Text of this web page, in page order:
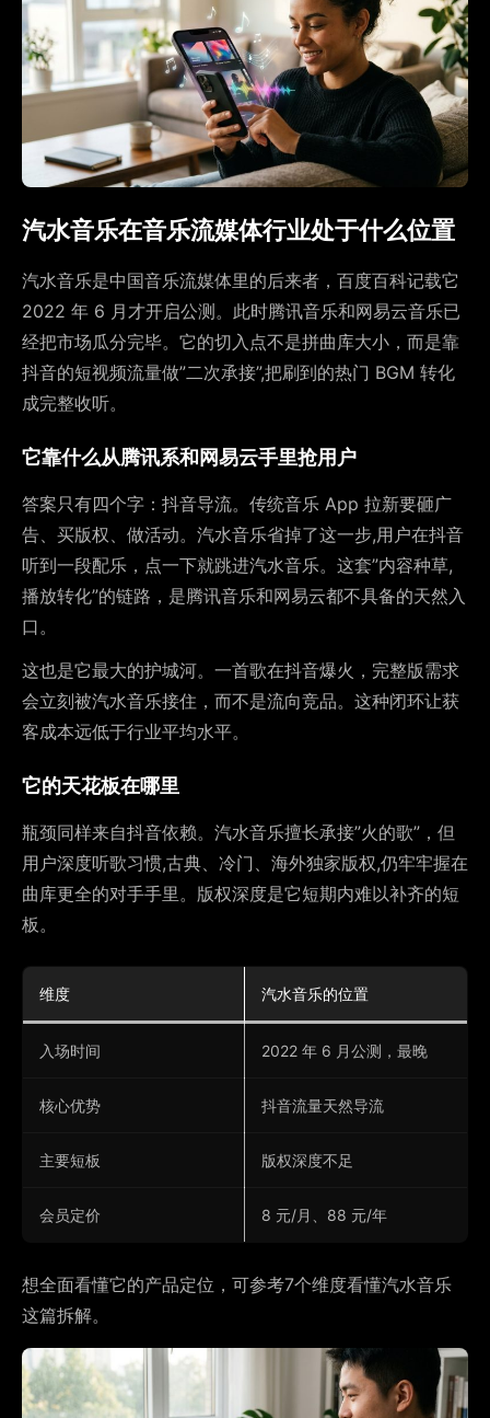
汽水音乐在音乐流媒体行业处于什么位置
汽水音乐是中国音乐流媒体里的后来者，百度百科记载它
2022 年 6 月才开启公测。此时腾讯音乐和网易云音乐已
经把市场瓜分完毕。它的切入点不是拼曲库大小，而是靠
抖音的短视频流量做”二次承接”,把刷到的热门 BGM 转化
成完整收听。
它靠什么从腾讯系和网易云手里抢用户
答案只有四个字：抖音导流。传统音乐 App 拉新要砸广
告、买版权、做活动。汽水音乐省掉了这一步,用户在抖音
听到一段配乐，点一下就跳进汽水音乐。这套”内容种草,
播放转化”的链路，是腾讯音乐和网易云都不具备的天然入
口。
这也是它最大的护城河。一首歌在抖音爆火，完整版需求
会立刻被汽水音乐接住，而不是流向竞品。这种闭环让获
客成本远低于行业平均水平。
它的天花板在哪里
瓶颈同样来自抖音依赖。汽水音乐擅长承接”火的歌”，但
用户深度听歌习惯,古典、冷门、海外独家版权,仍牢牢握在
曲库更全的对手手里。版权深度是它短期内难以补齐的短
板。
维度 汽水音乐的位置
入场时间 2022 年 6 月公测，最晚
核心优势 抖音流量天然导流
主要短板 版权深度不足
会员定价 8 元/月、88 元/年
想全面看懂它的产品定位，可参考7个维度看懂汽水音乐
这篇拆解。